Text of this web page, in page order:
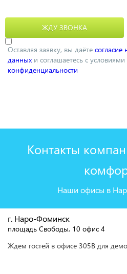
Оставляя заявку, вы даёте согласие
данных и соглашаетесь с условиями
конфиденциальности
Контакты
Наши офисы в
г. Наро-Фоминск
площадь Свободы, 10 офис 4
Ждем гостей в офисе 305В для